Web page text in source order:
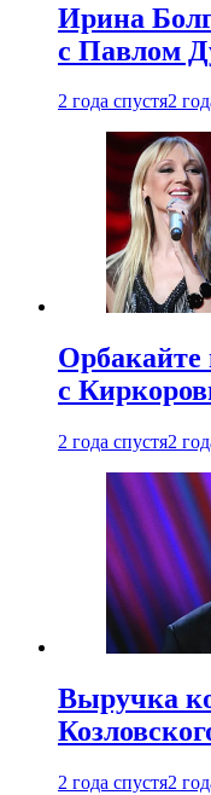
Ирина
с Павлом
2 года спустя2
Орбакайте
с
2 года спустя2
Выручка
2 года спустя2